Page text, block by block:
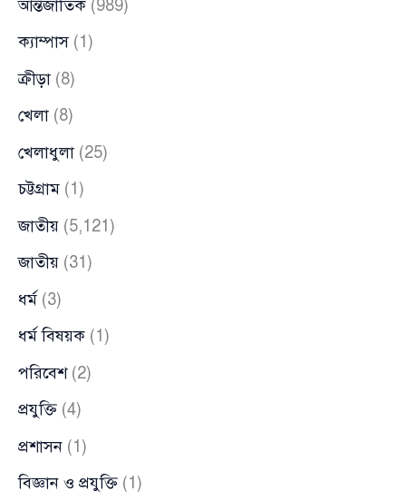
আন্তর্জাতিক (989)
ক্যাম্পাস(1)
ক্রীড়া (8)
খেলা (8)
খেলাধুলা (25)
চট্টগ্রাম (1)
জাতীয় (5,121)
জাতীয় (31)
ধর্ম (3)
ধর্ম বিষয়ক (1)
পরিবেশ(2)
প্রযুক্তি (4)
প্রশাসন (1)
বিজ্ঞান ও প্রযুক্তি (1)